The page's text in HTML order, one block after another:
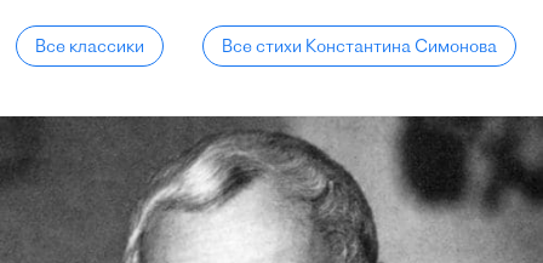
Все классики Все стихи Константина Симонова